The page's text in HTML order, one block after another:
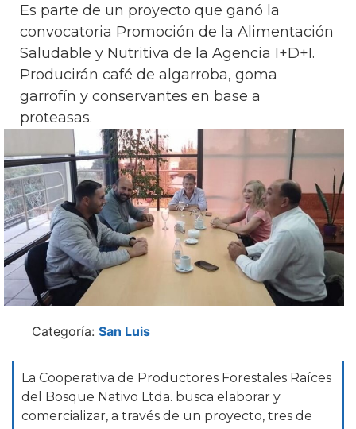
Es parte de un proyecto que ganó la
convocatoria Promoción de la Alimentación
Saludable y Nutritiva de la Agencia I+D+I.
Producirán café de algarroba, goma
garrofín y conservantes en base a
proteasas.
Categoría: San Luis
La Cooperativa de Productores Forestales Raíces
del Bosque Nativo Ltda. busca elaborar y
comercializar, a través de un proyecto, tres de